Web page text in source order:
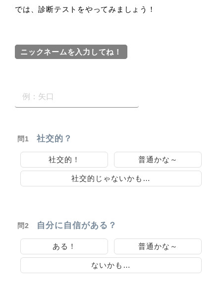
では、診断テストをやってみましょう！
ニックネームを入力してね！
問1 社交的？
社交的！ 普通かな～
社交的じゃないかも…
問2 自分に自信がある？
ある！ 普通かな～
ないかも…